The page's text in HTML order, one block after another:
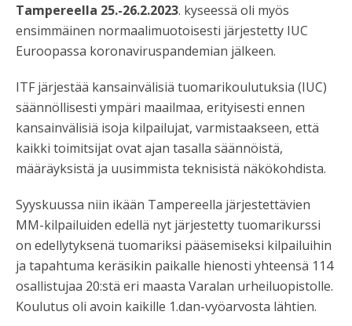
Tampereella 25.-26.2.2023. kyseessä oli myös
ensimmäinen normaalimuotoisesti järjestetty IUC
Euroopassa koronaviruspandemian jälkeen.
ITF järjestää kansainvälisiä tuomarikoulutuksia (IUC)
säännöllisesti ympäri maailmaa, erityisesti ennen
kansainvälisiä isoja kilpailujat, varmistaakseen, että
kaikki toimitsijat ovat ajan tasalla säännöistä,
määräyksistä ja uusimmista teknisistä näkökohdista.
Syyskuussa niin ikään Tampereella järjestettävien
MM-kilpailuiden edellä nyt järjestetty tuomarikurssi
on edellytyksenä tuomariksi pääsemiseksi kilpailuihin
ja tapahtuma keräsikin paikalle hienosti yhteensä 114
osallistujaa 20:stä eri maasta Varalan urheiluopistolle.
Koulutus oli avoin kaikille 1.dan-vyöarvosta lähtien.